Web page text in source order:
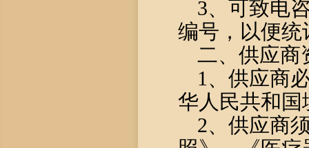
3、 可致电
编号，以便
二、供应商
1、供应商
华人民共和
2、供应商